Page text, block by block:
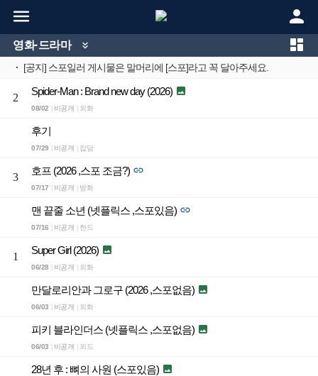
 
영화·드라마  
· [공지] 스포일러 게시물은 말머리에 [스포]라고 꼭 달아주세요.
2
Spider-Man : Brand new day (2026) 
08/02 비공개 외화
후기
07/29 비공개 잡담
3
호프 (2026 ,스포 조금?) 
07/17 비공개 방화
맨 끝줄 소년 (넷플릭스 ,스포있음) 
07/16 비공개 한드
1
Super Girl (2026) 
06/28 비공개 외화
만달로리안과 그로구 (2026 ,스포없음) 
06/03 비공개 외화
피키 블라인더스 (넷플릭스 ,스포없음) 
06/03 비공개 외드
28년 후 : 뼈의 사원 (스포있음) 